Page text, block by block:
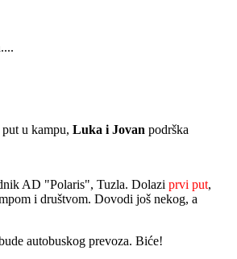
....
u kampu, Luka i Jovan podrška
AD "Polaris", Tuzla. Dolazi prvi put,
i društvom. Dovodi još nekog, a
autobuskog prevoza. Biće!